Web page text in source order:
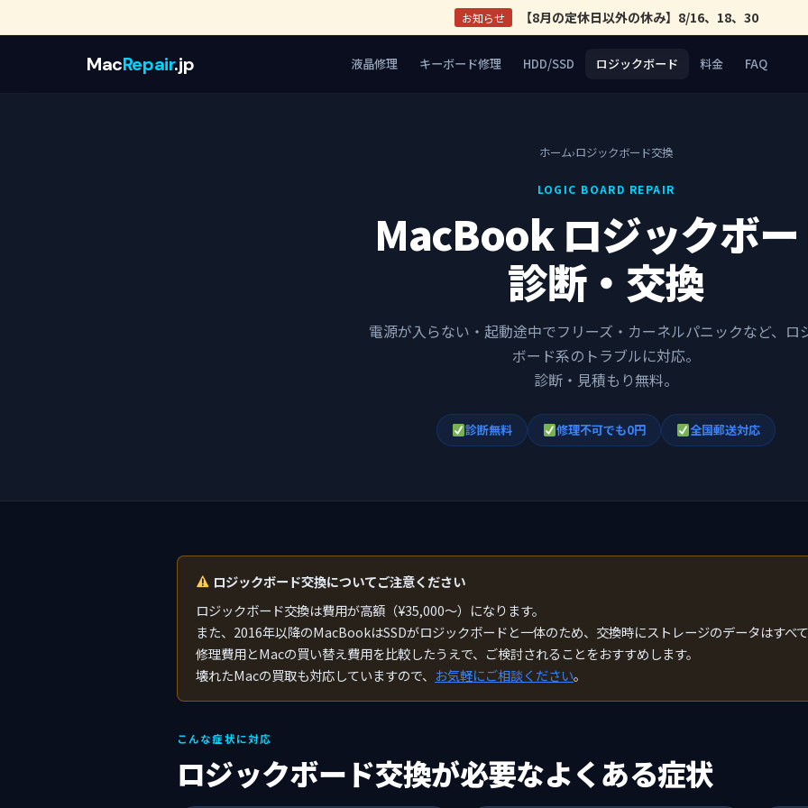
お知らせ 【8月の定休日以外の休み】8/16、18、30
MacRepair.jp 液晶修理 キーボード修理 HDD/SSD ロジックボード 料金 FAQ
ホーム›ロジックボード交換
LOGIC BOARD REPAIR
MacBook ロジックボー
診断・交換
電源が入らない・起動途中でフリーズ・カーネルパニックなど、ロ
ボード系のトラブルに対応。
診断・見積もり無料。
診断無料 修理不可でも0円 全国郵送対応
ロジックボード交換についてご注意ください
ロジックボード交換は費用が高額（¥35,000〜）になります。
また、2016年以降のMacBookはSSDがロジックボードと一体のため、交換時にストレージのデータはすべて
修理費用とMacの買い替え費用を比較したうえで、ご検討されることをおすすめします。
壊れたMacの買取も対応していますので、 お気軽にご相談ください。
こんな症状に対応
ロジックボード交換が必要なよくある症状